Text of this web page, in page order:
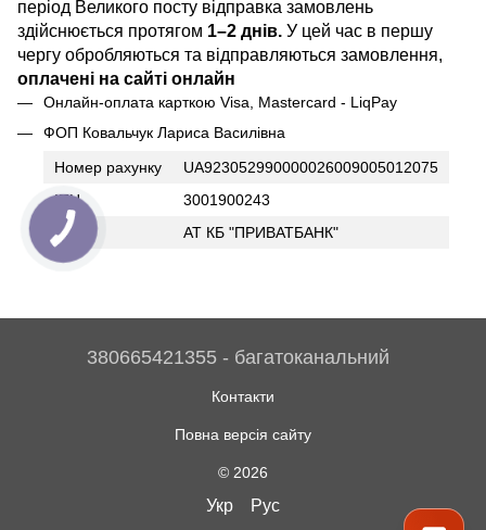
період Великого посту відправка замовлень
здійснюється протягом 1–2 днів. У цей час в першу
чергу обробляються та відправляються замовлення,
оплачені на сайті онлайн
Онлайн-оплата карткою Visa, Mastercard - LiqPay
ФОП Ковальчук Лариса Василівна
Номер рахунку
UA923052990000026009005012075
ІПН
3001900243
Банк
АТ КБ "ПРИВАТБАНК"
380665421355 - багатоканальний
Контакти
Повна версія сайту
© 2026
Укр Рус